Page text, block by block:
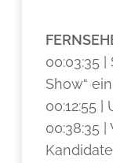
00:03:35
Show“ ein
00:12:55
00:38:35